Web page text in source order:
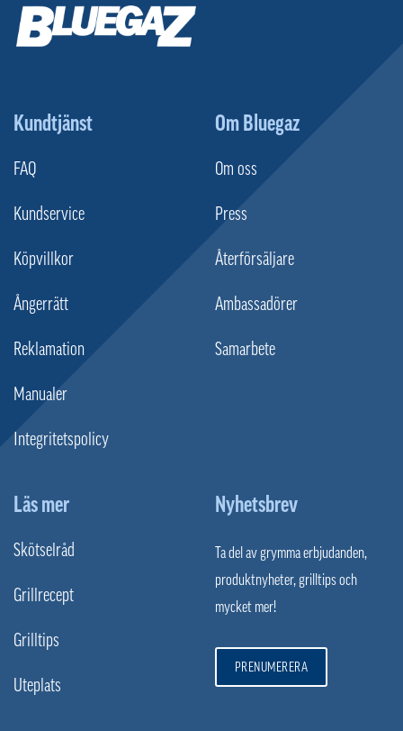
Kundtjänst
FAQ
Kundservice
Köpvillkor
Ångerrätt
Reklamation
Manualer
Integritetspolicy
Om Bluegaz
Om oss
Press
Återförsäljare
Ambassadörer
Samarbete
Läs mer
Skötselråd
Grillrecept
Grilltips
Uteplats
Nyhetsbrev
Ta del av grymma erbjudanden,
produktnyheter, grilltips och
mycket mer!
PRENUMERERA